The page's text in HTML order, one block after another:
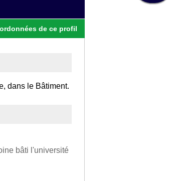
de ce profil
dans le Bâtiment.
bâti l'université